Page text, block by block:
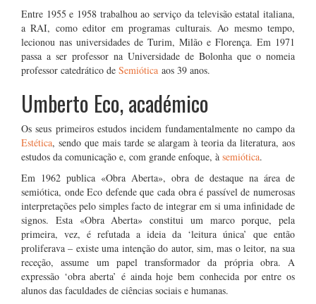
Entre 1955 e 1958 trabalhou ao serviço da televisão estatal italiana,
a RAI, como editor em programas culturais. Ao mesmo tempo,
lecionou nas universidades de Turim, Milão e Florença. Em 1971
passa a ser professor na Universidade de Bolonha que o nomeia
professor catedrático de Semiótica aos 39 anos.
Umberto Eco, académico
Os seus primeiros estudos incidem fundamentalmente no campo da
Estética, sendo que mais tarde se alargam à teoria da literatura, aos
estudos da comunicação e, com grande enfoque, à semiótica.
Em 1962 publica «Obra Aberta», obra de destaque na área de
semiótica, onde Eco defende que cada obra é passível de numerosas
interpretações pelo simples facto de integrar em si uma infinidade de
signos. Esta «Obra Aberta» constitui um marco porque, pela
primeira, vez, é refutada a ideia da ‘leitura única’ que então
proliferava – existe uma intenção do autor, sim, mas o leitor, na sua
receção, assume um papel transformador da própria obra. A
expressão ‘obra aberta’ é ainda hoje bem conhecida por entre os
alunos das faculdades de ciências sociais e humanas.